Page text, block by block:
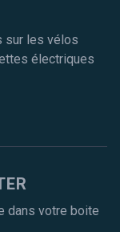
sur les vélos
électriques
dans votre boite